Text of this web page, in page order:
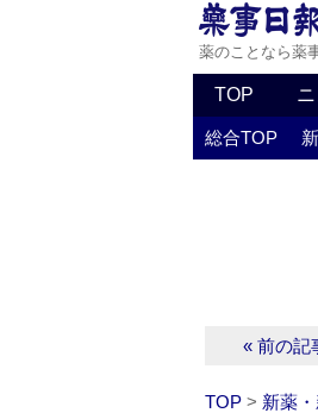
薬のことなら薬
TOP
総合TOP
« 前の記
TOP > 新薬